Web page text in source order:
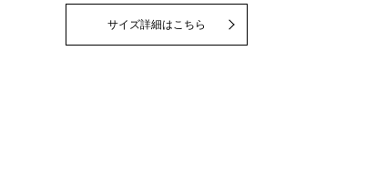
サイズ詳細はこちら